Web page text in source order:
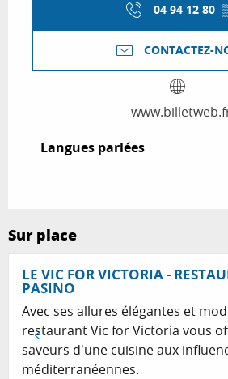
04 94 12 80
CONTACTEZ-
Langues parlées
Langues parlées
Sur place
LE VIC FOR VICTORIA -
PASINO
Avec ses allures élégantes et
restaurant Vic for Victoria vous
saveurs d'une cuisine aux
méditerranéennes.